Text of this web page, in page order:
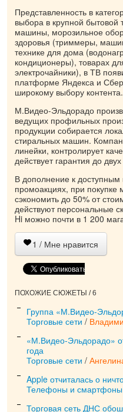
Представленность в
выбора в крупной бытовой
машины, морозильное
здоровья (триммеры,
технике для дома
кондиционеры), товарах
электрочайники), в ТВ
платформе Яндекса и
широкому выбору контента.
М.Видео-Эльдорадо
ведущих профильных
продукции собирается
стиральных машин.
линейки, контролирует
действует гарантия до
В дополнение к доступным
промоакциях, при покупке
сэкономить до 50% от
действуют персональные
Hi можно почти в 1 200
1 / Мне нравится
ПОХОЖИЕ СЮЖЕТЫ / 6
Группа «М.Видео-
Торговые сети /
«М.Видео-Эльдорадо»
года
Торговые сети /
Apple отчиталась о
Телефоны и смартфоны
Торговая сеть ДНС